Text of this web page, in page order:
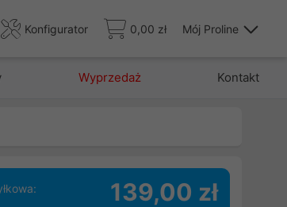
Konfigurator 0,00 zł Mój Proline
Wyprzedaż Kontakt
139,00 zł